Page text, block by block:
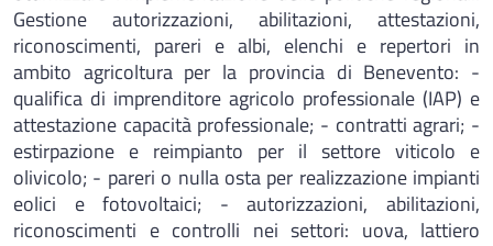
Gestione autorizzazioni, abilitazioni, attestazioni,
riconoscimenti, pareri e albi, elenchi e repertori in
ambito agricoltura per la provincia di Benevento: -
qualifica di imprenditore agricolo professionale (IAP) e
attestazione capacità professionale; - contratti agrari; -
estirpazione e reimpianto per il settore viticolo e
olivicolo; - pareri o nulla osta per realizzazione impianti
eolici e fotovoltaici; - autorizzazioni, abilitazioni,
riconoscimenti e controlli nei settori: uova, lattiero